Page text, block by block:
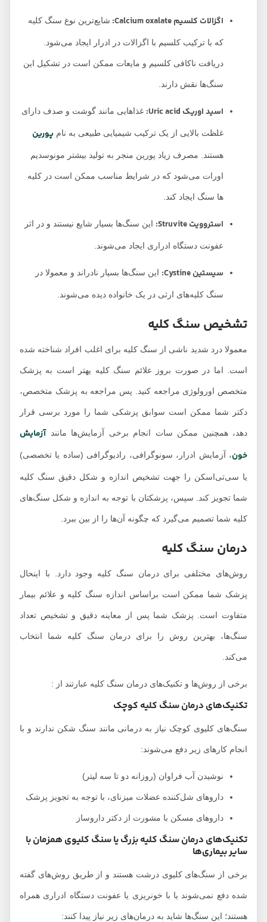
اگزالات کلسیم Calcium oxalate: شایع‌ترین نوع سنگ کلیه
که با ترکیب کلسیم با اگزالات در ادرار ایجاد می‌شود.
دریافت ناکافی کلسیم و مایعات ممکن است در تشکیل این
سنگ‌ها نقش دارند.
اسید اوریک Uric acid: غذاهایی مانند گوشت و صدف دارای
غلظت بالایی از یک ترکیب شیمیایی طبیعی به نامپورین
هستند. مصرف زیاد پورین منجر به تولید بیشتر مونوسدیم
اورات می‌شود که در شرایط مناسب ممکن است در کلیه
ها سنگ ایجاد کند.
استروویت Struvite: این سنگ‌ها بسیار شایع نیستند و در اثر
عفونت دستگاه ادراری ایجاد می‌شوند.
سیستین Cystine: این سنگ‌ها بسیار نادراند و معمولا در
سنگ کلیه‌های ارثی در یک خانواده دیده می‌شوند.
تشخیص سنگ کلیه
معمولا درد شدید ناشی از سنگ کلیه برای اغلب افراد شناخته شده
است. اما در صورت بروز علائم سنگ کلیه یهتر است به پزشک
متخصص اورولوژی مراجعه کنید. پس مراجعه به پزشک متخصص،
دکتر شما ممکن است سوابق پزشکی شما را مورد برسی قرار
دهد، همچنین ممکن سات انجام برخی آزمایش‌ها مانندآزمایش
، آزمایش ادرار، سونوگرافی، رادیوگرافی (ساده یا تخصصی)
یا سی‌تی‌اسکن را جهت تشخیص اندازه و شکل دقیق سنگ کلیه
شما تجویز کند. سپس، پزشکتان با توجه به اندازه و شکل سنگ‌های
کلیه شما تصمیم می‌گیرد که چگونه آن‌ها را از بین ببرد.
درمان سنگ کلیه
روش‌های مختلفی برای درمان سنگ کلیه وجود دارد. با اینحال
پزشک شما ممکن است براساس اندازه سنگ کلیه و علائم بیمار
متفاوت است. پزشک شما پس از معاینه دقیق و تشخیص تعداد
سنگ‌ها، بهترین روش را برای درمان سنگ کلیه شما انتخاب
می‌کند.
برخی از روش‌ها و تکنیک‌های درمان سنگ کلیه عبارتند از :
تکنیک‌های درمان سنگ‌ کلیه کوچک
سنگ‌های کلیوی کوچک نیاز به درمانی مانند سنگ شکن ندارند و با
انجام کارهای زیر دفع می‌شوند:
نوشیدن آب فراوان (روزانه دو تا سه لیتر)
داروهای شل‌کننده عضلات میزنای، با توجه به تجویز پزشک
داروهای مسکن با مشورت از دکتر داروساز
تکنیک‌های درمان سنگ کلیه بزرگ یا سنگ کلیوی همزمان با
سایر بیماری‌ها
برخی از سنگ‌های کلیوی درشت هستند و از طریق روش‌های گفته
شده دفع نمی‌شوند یا با خونریزی یا عفونت دستگاه ادراری همراه
هستند؛ این سنگ‌ها شاید به درمان‌های زیر نیاز پیدا کنند: